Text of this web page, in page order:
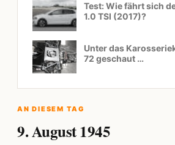
Test: Wie fährt sich
1.0 TSI (2017)?
Unter das
72 geschaut …
AN DIESEM TAG
9. August 1945